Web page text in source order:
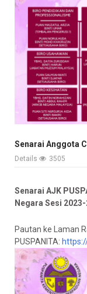
Senarai Anggota
Details 3505
Senarai AJK
Negara Sesi 2023-
Pautan ke Laman
PUSPANITA: